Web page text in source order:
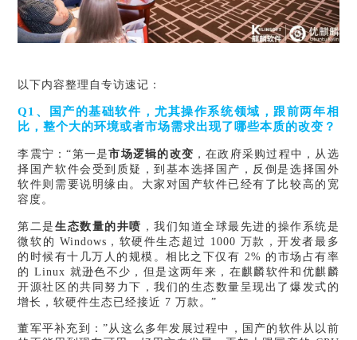
以下内容整理自专访速记：
Q1、国产的基础软件，尤其操作系统领域，跟前两年相
比，整个大的环境或者市场需求出现了哪些本质的改变？
李震宁：“第一是市场逻辑的改变 ，在政府采购过程中，从选
择国产软件会受到质疑，到基本选择国产，反倒是选择国外
软件则需要说明缘由。大家对国产软件已经有了比较高的宽
容度。
第二是 生态数量的井喷 ，我们知道全球最先进的操作系统是
微软的 Windows，软硬件生态超过 1000 万款，开发者最多
的时候有十几万人的规模。相比之下仅有 2% 的市场占有率
的 Linux 就逊色不少，但是这两年来，在麒麟软件和优麒麟
开源社区的共同努力下，我们的生态数量呈现出了爆发式的
增长，软硬件生态已经接近 7 万款。”
董军平补充到：”从这么多年发展过程中，国产的软件从以前